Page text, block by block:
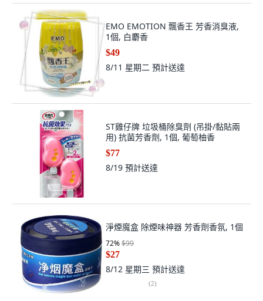
EMO EMOTION 飄香王 芳香消臭液,
1個, 白麝香
$49
8/11 星期二 預計送達
ST雞仔牌 垃圾桶除臭劑 (吊掛/黏貼兩
用) 抗菌芳香劑, 1個, 葡萄柚香
$77
8/19 預計送達
淨煙魔盒 除煙味神器 芳香劑香氛, 1個
72%$99
$27
8/12 星期三 預計送達
(2)